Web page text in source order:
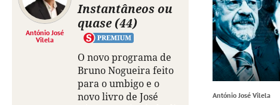
António José
Vilela
Instantâneos ou
quase (44)
O novo programa de
Bruno Nogueira feito
para o umbigo e o
novo livro de José
António José Vilela